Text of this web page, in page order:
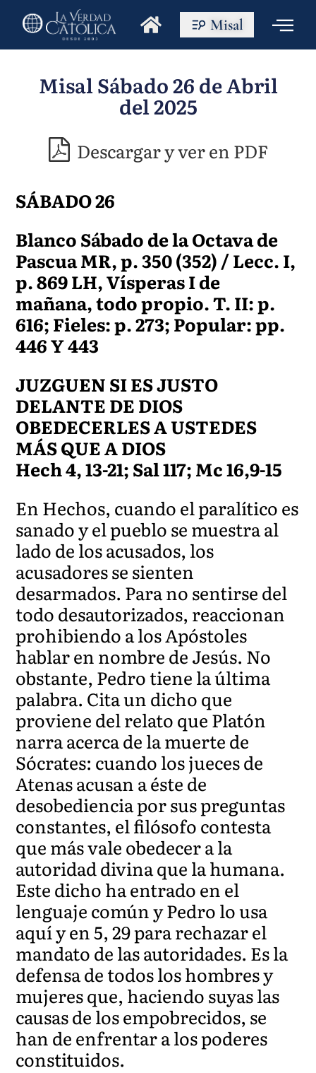
Misal
Misal Sábado 26 de Abril
del 2025
Descargar y ver en PDF
SÁBADO 26
Blanco Sábado de la Octava de
Pascua MR, p. 350 (352) / Lecc. I,
p. 869 LH, Vísperas I de
mañana, todo propio. T. II: p.
616; Fieles: p. 273; Popular: pp.
446 Y 443
JUZGUEN SI ES JUSTO
DELANTE DE DIOS
OBEDECERLES A USTEDES
MÁS QUE A DIOS
Hech 4, 13-21; Sal 117; Mc 16,9-15
En Hechos, cuando el paralítico es
sanado y el pueblo se muestra al
lado de los acusados, los
acusadores se sienten
desarmados. Para no sentirse del
todo desautorizados, reaccionan
prohibiendo a los Apóstoles
hablar en nombre de Jesús. No
obstante, Pedro tiene la última
palabra. Cita un dicho que
proviene del relato que Platón
narra acerca de la muerte de
Sócrates: cuando los jueces de
Atenas acusan a éste de
desobediencia por sus preguntas
constantes, el filósofo contesta
que más vale obedecer a la
autoridad divina que la humana.
Este dicho ha entrado en el
lenguaje común y Pedro lo usa
aquí y en 5, 29 para rechazar el
mandato de las autoridades. Es la
defensa de todos los hombres y
mujeres que, haciendo suyas las
causas de los empobrecidos, se
han de enfrentar a los poderes
constituidos.